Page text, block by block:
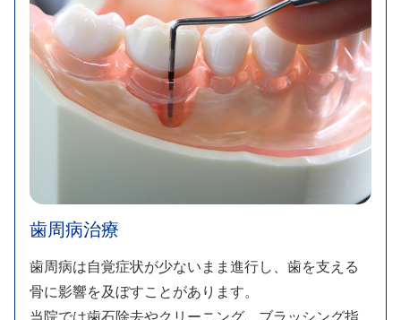
歯周病治療
歯周病は自覚症状が少ないまま進行し、歯を支える
骨に影響を及ぼすことがあります。​
当院では歯石除去やクリーニング、ブラッシング指